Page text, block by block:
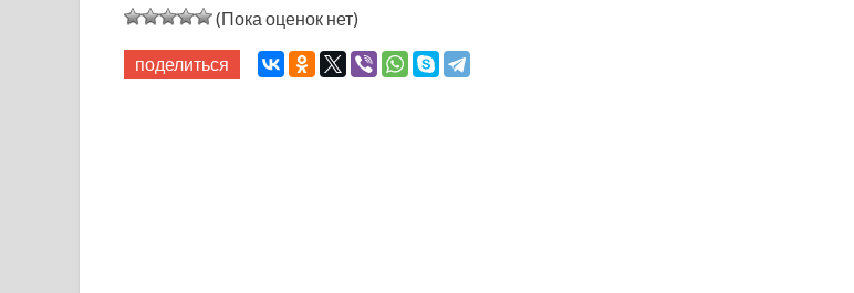
(Пока оценок нет)
поделиться